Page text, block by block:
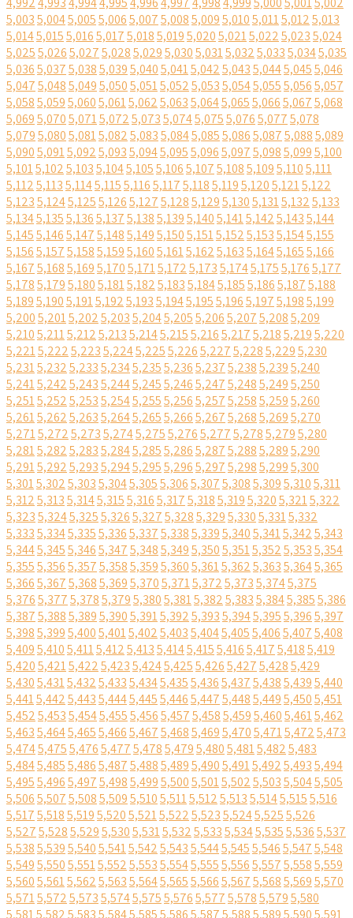
5,0035,0045,0055,0065,0075,0085,0095,0105,0115,0125,013
5,0145,0155,0165,0175,0185,0195,0205,0215,0225,0235,024
5,0255,0265,0275,0285,0295,0305,0315,0325,0335,0345,035
5,0365,0375,0385,0395,0405,0415,0425,0435,0445,0455,046
5,0475,0485,0495,0505,0515,0525,0535,0545,0555,0565,057
5,0585,0595,0605,0615,0625,0635,0645,0655,0665,0675,068
5,0695,0705,0715,0725,0735,0745,0755,0765,0775,078
5,0795,0805,0815,0825,0835,0845,0855,0865,0875,0885,089
5,0905,0915,0925,0935,0945,0955,0965,0975,0985,0995,100
5,1015,1025,1035,1045,1055,1065,1075,1085,1095,1105,111
5,1125,1135,1145,1155,1165,1175,1185,1195,1205,1215,122
5,1235,1245,1255,1265,1275,1285,1295,1305,1315,1325,133
5,1345,1355,1365,1375,1385,1395,1405,1415,1425,1435,144
5,1455,1465,1475,1485,1495,1505,1515,1525,1535,1545,155
5,1565,1575,1585,1595,1605,1615,1625,1635,1645,1655,166
5,1675,1685,1695,1705,1715,1725,1735,1745,1755,1765,177
5,1785,1795,1805,1815,1825,1835,1845,1855,1865,1875,188
5,1895,1905,1915,1925,1935,1945,1955,1965,1975,1985,199
5,2005,2015,2025,2035,2045,2055,2065,2075,2085,209
5,2105,2115,2125,2135,2145,2155,2165,2175,2185,2195,220
5,2215,2225,2235,2245,2255,2265,2275,2285,2295,230
5,2315,2325,2335,2345,2355,2365,2375,2385,2395,240
5,2415,2425,2435,2445,2455,2465,2475,2485,2495,250
5,2515,2525,2535,2545,2555,2565,2575,2585,2595,260
5,2615,2625,2635,2645,2655,2665,2675,2685,2695,270
5,2715,2725,2735,2745,2755,2765,2775,2785,2795,280
5,2815,2825,2835,2845,2855,2865,2875,2885,2895,290
5,2915,2925,2935,2945,2955,2965,2975,2985,2995,300
5,3015,3025,3035,3045,3055,3065,3075,3085,3095,3105,311
5,3125,3135,3145,3155,3165,3175,3185,3195,3205,3215,322
5,3235,3245,3255,3265,3275,3285,3295,3305,3315,332
5,3335,3345,3355,3365,3375,3385,3395,3405,3415,3425,343
5,3445,3455,3465,3475,3485,3495,3505,3515,3525,3535,354
5,3555,3565,3575,3585,3595,3605,3615,3625,3635,3645,365
5,3665,3675,3685,3695,3705,3715,3725,3735,3745,375
5,3765,3775,3785,3795,3805,3815,3825,3835,3845,3855,386
5,3875,3885,3895,3905,3915,3925,3935,3945,3955,3965,397
5,3985,3995,4005,4015,4025,4035,4045,4055,4065,4075,408
5,4095,4105,4115,4125,4135,4145,4155,4165,4175,4185,419
5,4205,4215,4225,4235,4245,4255,4265,4275,4285,429
5,4305,4315,4325,4335,4345,4355,4365,4375,4385,4395,440
5,4415,4425,4435,4445,4455,4465,4475,4485,4495,4505,451
5,4525,4535,4545,4555,4565,4575,4585,4595,4605,4615,462
5,4635,4645,4655,4665,4675,4685,4695,4705,4715,4725,473
5,4745,4755,4765,4775,4785,4795,4805,4815,4825,483
5,4845,4855,4865,4875,4885,4895,4905,4915,4925,4935,494
5,4955,4965,4975,4985,4995,5005,5015,5025,5035,5045,505
5,5065,5075,5085,5095,5105,5115,5125,5135,5145,5155,516
5,5175,5185,5195,5205,5215,5225,5235,5245,5255,526
5,5275,5285,5295,5305,5315,5325,5335,5345,5355,5365,537
5,5385,5395,5405,5415,5425,5435,5445,5455,5465,5475,548
5,5495,5505,5515,5525,5535,5545,5555,5565,5575,5585,559
5,5605,5615,5625,5635,5645,5655,5665,5675,5685,5695,570
5,5715,5725,5735,5745,5755,5765,5775,5785,5795,580